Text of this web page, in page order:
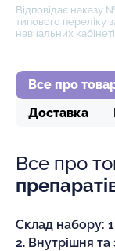
Відповідає
типового переліку
навчальних
Все про
Доставка
Все про
Склад набору:
2. Внутрішня